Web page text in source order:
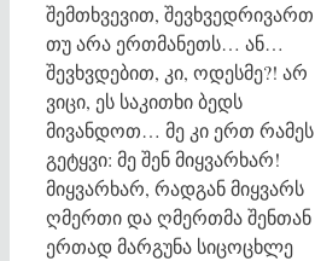
შემთხვევით, შევხვედრივართ
თუ არა ერთმანეთს… ან…
შევხვდებით, კი, ოდესმე?! არ
ვიცი, ეს საკითხი ბედს
მივანდოთ… მე კი ერთ რამეს
გეტყვი: მე შენ მიყვარხარ!
მიყვარხარ, რადგან მიყვარს
ღმერთი და ღმერთმა შენთან
ერთად მარგუნა სიცოცხლე